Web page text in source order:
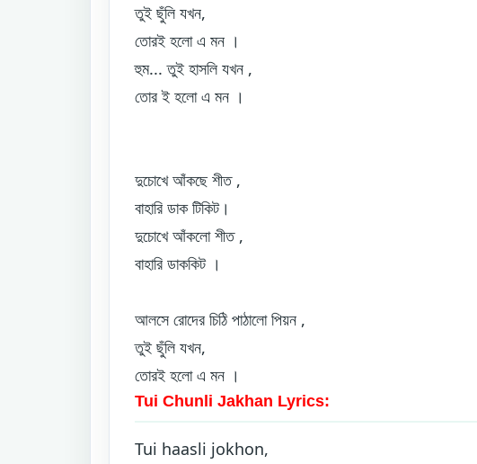
তুই ছুঁলি যখন,
তোরই হলো এ মন ।
হুম... তুই হাসলি যখন ,
তোর ই হলো এ মন ।
দুচোখে আঁকছে শীত ,
বাহারি ডাক টিকিট।
দুচোখে আঁকলো শীত ,
বাহারি ডাককিট ।
আলসে রোদের চিঠি পাঠালো পিয়ন ,
তুই ছুঁলি যখন,
তোরই হলো এ মন ।
Tui Chunli Jakhan Lyrics:
Tui haasli jokhon,